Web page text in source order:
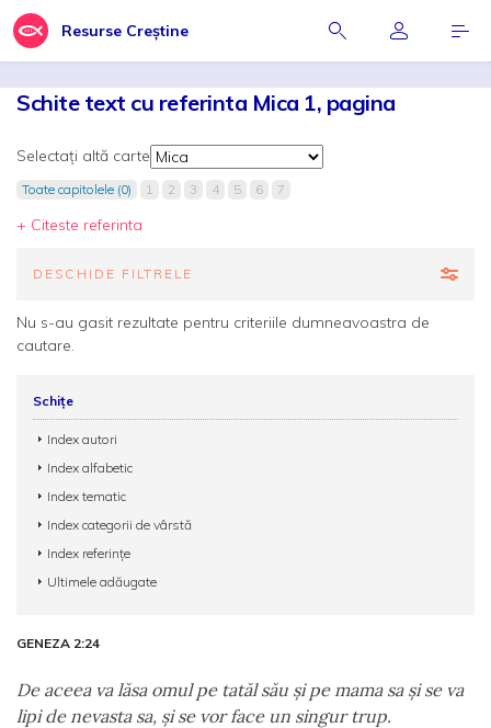
Resurse Creștine
Schite text cu referinta Mica 1, pagina
Selectați altă carte
Toate capitolele (0) 1 2 3 4 5 6 7
+ Citeste referinta
DESCHIDE FILTRELE
Nu s-au gasit rezultate pentru criteriile dumneavoastra de
cautare.
Schițe
Index autori
Index alfabetic
Index tematic
Index categorii de vârstă
Index referințe
Ultimele adăugate
GENEZA 2:24
De aceea va lăsa omul pe tatăl său şi pe mama sa şi se va
lipi de nevasta sa, şi se vor face un singur trup.